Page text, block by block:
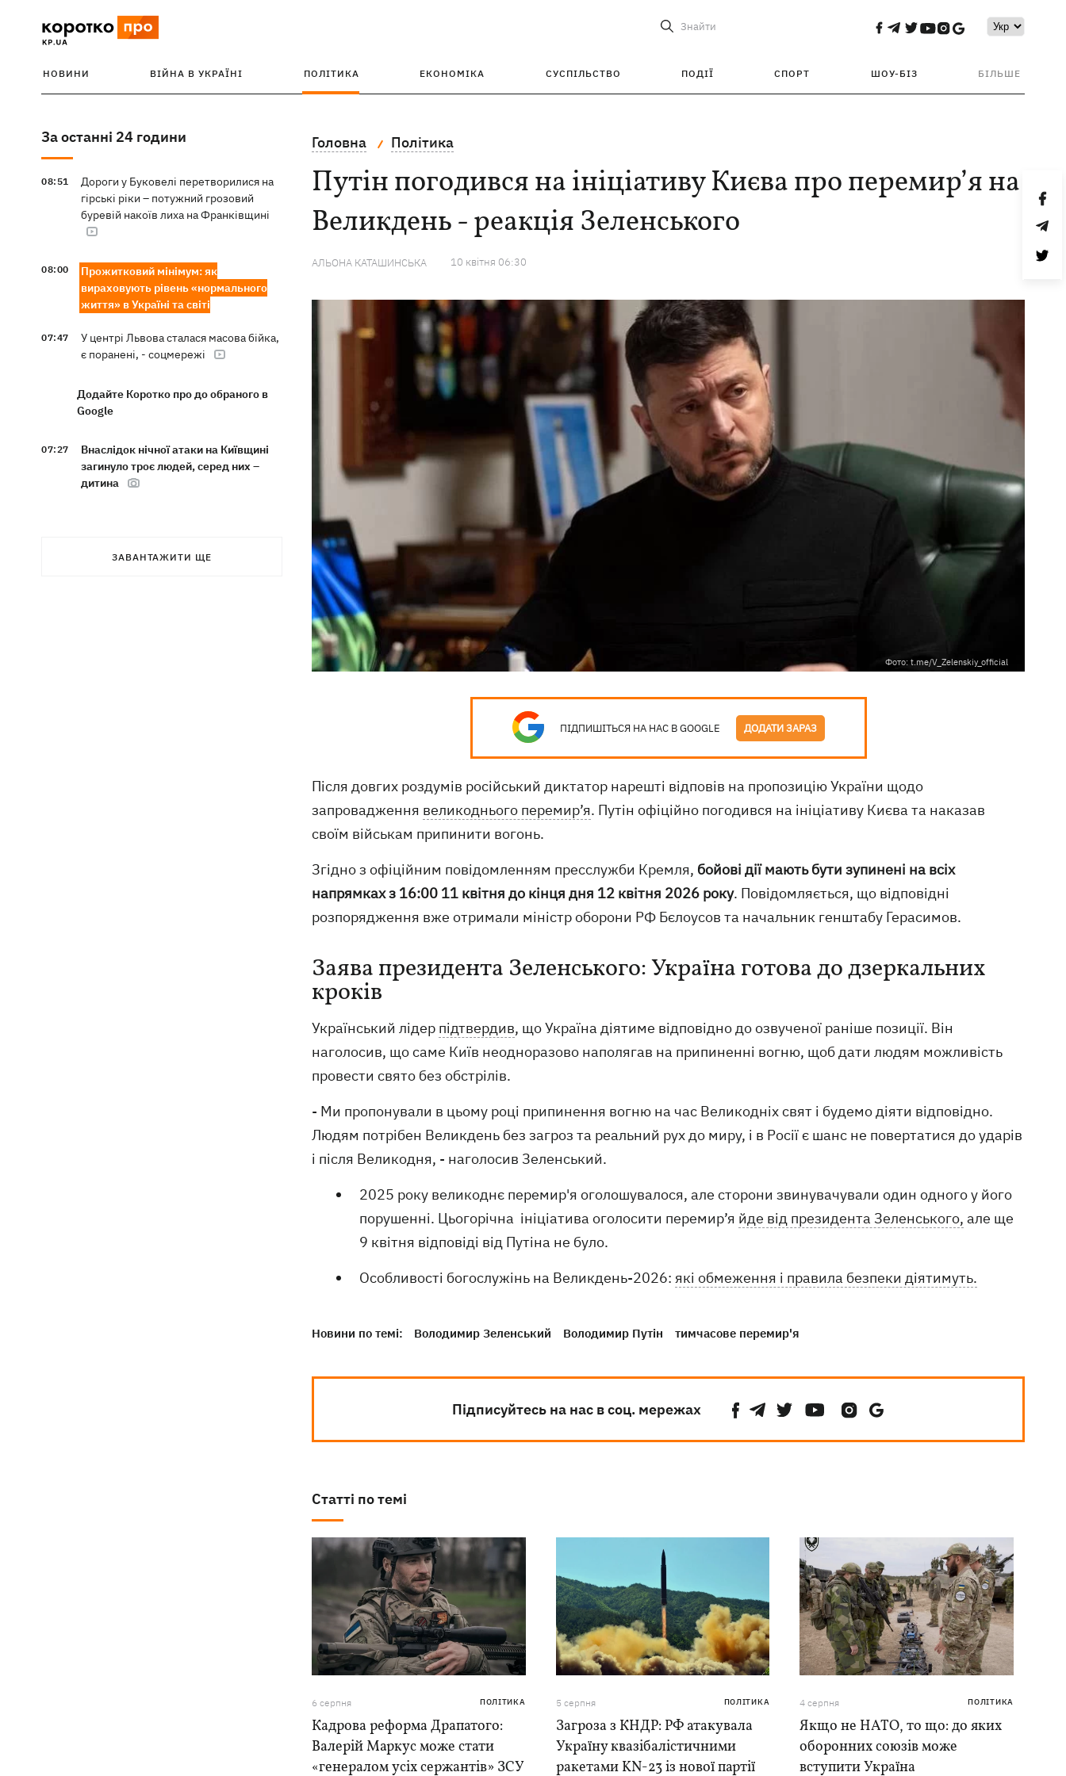
Знайти
НОВИНИ ВІЙНА В УКРАЇНІ ПОЛІТИКА ЕКОНОМІКА СУСПІЛЬСТВО ПОДІЇ СПОРТ ШОУ-БІЗ БІЛЬШЕ
За останні 24 години
08:51
Дороги у Буковелі перетворилися на
гірські ріки – потужний грозовий
буревій накоїв лиха на Франківщині
08:00
Прожитковий мінімум: як
вираховують рівень «нормального
життя» в Україні та світі
07:47
У центрі Львова сталася масова бійка,
є поранені, - соцмережі
Додайте Коротко про до обраного в
Google
07:27
Внаслідок нічної атаки на Київщині
загинуло троє людей, серед них –
дитина
сьогодні не можна робити
ЗАВАНТАЖИТИ ЩЕ
Головна Політика
Путін погодився на ініціативу Києва про перемир’я на
Великдень - реакція Зеленського
АЛЬОНА КАТАШИНСЬКА 10 квiтня 06:30
Фото: t.me/V_Zelenskiy_official
ПІДПИШІТЬСЯ НА НАС В GOOGLE ДОДАТИ ЗАРАЗ
Після довгих роздумів російський диктатор нарешті відповів на пропозицію України щодо
запровадження великоднього перемир’я. Путін офіційно погодився на ініціативу Києва та наказав
своїм військам припинити вогонь.
Згідно з офіційним повідомленням пресслужби Кремля, бойові дії мають бути зупинені на всіх
напрямках з 16:00 11 квітня до кінця дня 12 квітня 2026 року. Повідомляється, що відповідні
розпорядження вже отримали міністр оборони РФ Бєлоусов та начальник генштабу Герасимов.
Заява президента Зеленського: Україна готова до дзеркальних
кроків
Український лідер підтвердив, що Україна діятиме відповідно до озвученої раніше позиції. Він
наголосив, що саме Київ неодноразово наполягав на припиненні вогню, щоб дати людям можливість
провести свято без обстрілів.
- Ми пропонували в цьому році припинення вогню на час Великодніх свят і будемо діяти відповідно.
Людям потрібен Великдень без загроз та реальний рух до миру, і в Росії є шанс не повертатися до ударів
і після Великодня, - наголосив Зеленський.
2025 року великоднє перемир'я оголошувалося, але сторони звинувачували один одного у його
порушенні. Цьогорічна ініціатива оголосити перемир’я йде від президента Зеленського, але ще
9 квітня відповіді від Путіна не було.
Особливості богослужінь на Великдень-2026: які обмеження і правила безпеки діятимуть.
Новини по темі: Володимир Зеленський Володимир Путін тимчасове перемир'я
Підписуйтесь на нас в соц. мережах
Статті по темі
6 серпня ПОЛІТИКА
Кадрова реформа Драпатого:
Валерій Маркус може стати
«генералом усіх сержантів» ЗСУ
5 серпня ПОЛІТИКА
Загроза з КНДР: РФ атакувала
Україну квазібалістичними
ракетами KN-23 із нової партії
4 серпня ПОЛІТИКА
Якщо не НАТО, то що: до яких
оборонних союзів може
вступити Україна